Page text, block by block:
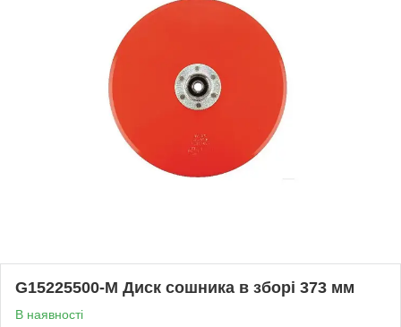
G15225500-M Диск сошника в зборі 373 мм
В наявності